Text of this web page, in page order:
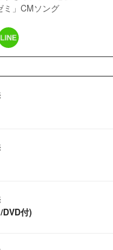
ミ」CMソング
付)